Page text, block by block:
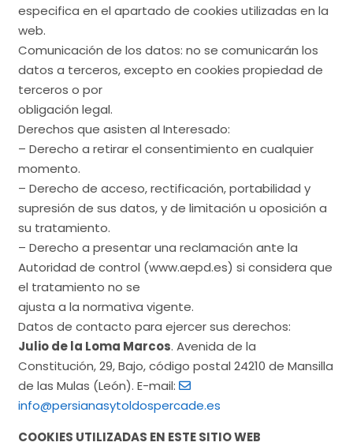
especifica en el apartado de cookies utilizadas en la
web.
Comunicación de los datos: no se comunicarán los
datos a terceros, excepto en cookies propiedad de
terceros o por
obligación legal.
Derechos que asisten al Interesado:
– Derecho a retirar el consentimiento en cualquier
momento.
– Derecho de acceso, rectificación, portabilidad y
supresión de sus datos, y de limitación u oposición a
su tratamiento.
– Derecho a presentar una reclamación ante la
Autoridad de control (www.aepd.es) si considera que
el tratamiento no se
ajusta a la normativa vigente.
Datos de contacto para ejercer sus derechos:
Julio de la Loma Marcos. Avenida de la
Constitución, 29, Bajo, código postal 24210 de Mansilla
de las Mulas (León). E-mail:
info@persianasytoldospercade.es
COOKIES UTILIZADAS EN ESTE SITIO WEB